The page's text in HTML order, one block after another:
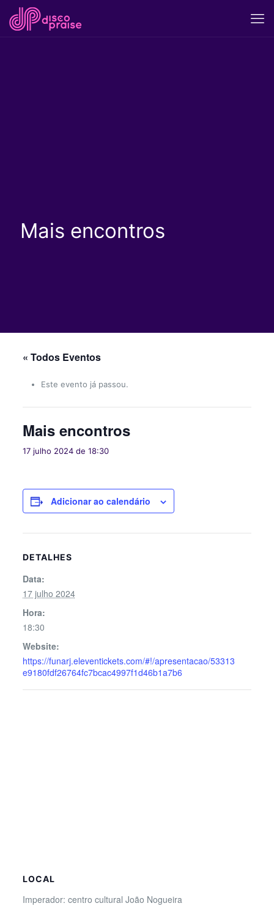
Mais encontros
« Todos Eventos
Este evento já passou.
Mais encontros
17 julho 2024 de 18:30
Adicionar ao calendário
DETALHES
Data:
17 julho 2024
Hora:
18:30
Website:
https://funarj.eleventickets.com/#!/apresentacao/53313
e9180fdf26764fc7bcac4997f1d46b1a7b6
LOCAL
Imperador: centro cultural João Nogueira